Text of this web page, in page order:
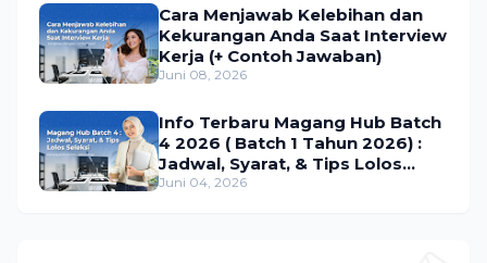
Cara Menjawab Kelebihan dan
Kekurangan Anda Saat Interview
Kerja (+ Contoh Jawaban)
Juni 08, 2026
Info Terbaru Magang Hub Batch
4 2026 ( Batch 1 Tahun 2026) :
Jadwal, Syarat, & Tips Lolos
Seleksi
Juni 04, 2026